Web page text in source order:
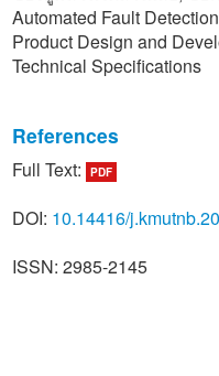
Automated Fault
Product Design and
Technical Specifications
References
[1] S. M. Lu, “A review of
Reviews, vol. 59, pp.
[2] D. Yu, J. Guo, Q.
Full Text: PDF
DOI: 10.14416/
ISSN: 2985-2145